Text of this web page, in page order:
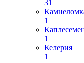
31
1
1
Келерия
1